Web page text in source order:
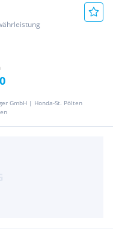
GmbH | Honda-St. Pölten